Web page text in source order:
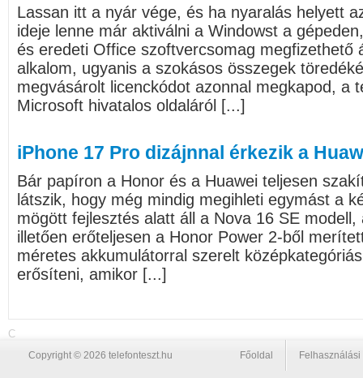
Lassan itt a nyár vége, és ha nyaralás helyett
ideje lenne már aktiválni a Windowst a
és eredeti Office szoftvercsomag megfizethető
alkalom, ugyanis a szokásos összegek
megvásárolt licenckódot azonnal megkapod, a
Microsoft hivatalos oldaláról [...]
iPhone 17 Pro dizájnnal érkezik a
Bár papíron a Honor és a Huawei teljesen
látszik, hogy még mindig megihleti egymást a
mögött fejlesztés alatt áll a Nova 16 SE
illetően erőteljesen a Honor Power 2-ből
méretes akkumulátorral szerelt
erősíteni, amikor [...]
C
Copyright © 2026 telefonteszt.hu Főoldal